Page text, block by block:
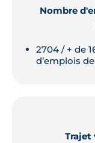
Nombre
2704 / + de
d’emplois
Trajet